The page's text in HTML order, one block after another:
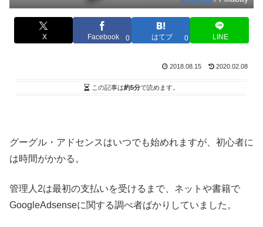
X Facebook 0 はてブ 0 LINE
2018.08.15 2020.02.08
この記事は約5分で読めます。
グーグル・アドセンスはいつでも始めれますが、初心者に
は時間がかかる。
管理人2は最初の支払いを受けるまで、ネットや書籍で
GoogleAdsenseに関する調べ者ばかりしていました。